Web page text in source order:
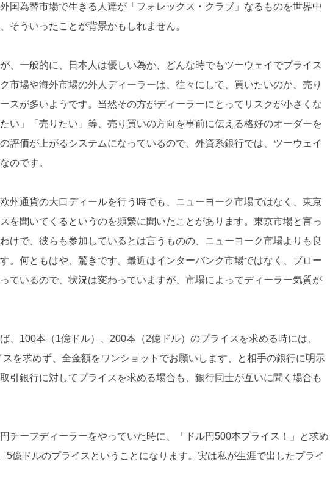
国為替市場で生きる人達が「フォレックス・クラブ」なるものを世界中
そういったことが背景かもしれません。
、一般的に、日本人は優しい為か、どんな時でもツーウェイでプライス
市場や海外市場の外人ディーラーは、往々にして、買いたいのか、売り
スが多いようです。当然その方がディーラーにとってリスクが小さくな
い」「売りたい」等、売り買いの方向を事前に伝える格好のオーダーを
評価が上がるシステムになっているので、外資系銀行では、ツーウェイ
のです。
州通貨の大口ディールを行う時でも、ニューヨーク市場ではなく、東京
を聞いてくるというのを頻繁に聞いたことがあります。東京市場と言っ
けで、彼らも参加しているとは言うものの、ニューヨーク市場よりも良
。何ともはや、驚きです。最近はインターバンク市場ではなく、ブロー
ているので、状況は変わっていますが、市場によってディーラー気質が
、100本（1億ドル）、200本（2億ドル）のプライスを求める時には、
を求めず、全金額をワンショットでお願いします、と相手の銀行に明示
引銀行に対してプライスを求める場合も、銀行同士が互いに聞く場合も
チーフディーラーをやっていた時に、「ドル円500本プライス！」と求め
5億ドルのプライスということになります。実は私が生涯で出したプライ